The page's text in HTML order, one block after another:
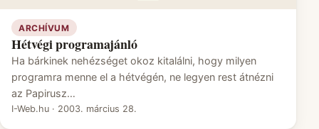
ARCHÍVUM
Hétvégi programajánló
Ha bárkinek nehézséget okoz kitalálni, hogy milyen
programra menne el a hétvégén, ne legyen rest átnézni
az Papirusz…
I-Web.hu · 2003. március 28.